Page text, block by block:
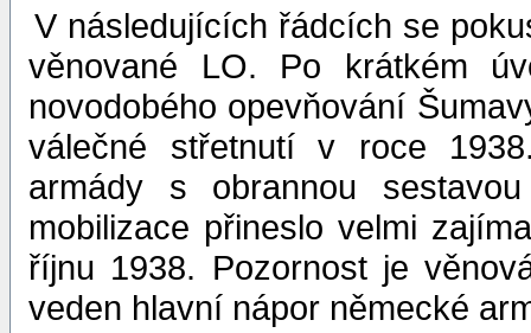
V následujících řádcích se
věnované LO. Po krátkém
novodobého opevňování
válečné střetnutí v roce
armády s obrannou
mobilizace přineslo velmi
říjnu 1938. Pozornost je
veden hlavní nápor německé